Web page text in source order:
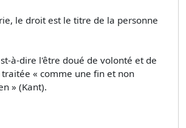
le droit est le titre de la personne
à-dire l'être doué de volonté et de
« comme une fin et non
» (Kant).